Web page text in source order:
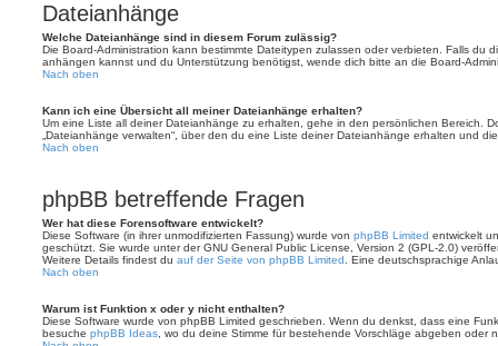
Dateianhänge
Welche Dateianhänge sind in diesem Forum zulässig?
Die Board-Administration kann bestimmte Dateitypen zulassen oder verbieten. Falls du
anhängen kannst und du Unterstützung benötigst, wende dich bitte an die Board-
Nach oben
Kann ich eine Übersicht all meiner Dateianhänge erhalten?
Um eine Liste all deiner Dateianhänge zu erhalten, gehe in den persönlichen Bereich.
„Dateianhänge verwalten“, über den du eine Liste deiner Dateianhänge erhalten und
Nach oben
phpBB betreffende Fragen
Wer hat diese Forensoftware entwickelt?
Diese Software (in ihrer unmodifizierten Fassung) wurde von phpBB Limited entwickelt
geschützt. Sie wurde unter der GNU General Public License, Version 2 (GPL-2.0)
Weitere Details findest du auf der Seite von phpBB Limited . Eine deutschsprachige
Nach oben
Warum ist Funktion x oder y nicht enthalten?
Diese Software wurde von phpBB Limited geschrieben. Wenn du denkst, dass eine
besuche phpBB Ideas , wo du deine Stimme für bestehende Vorschläge abgeben oder